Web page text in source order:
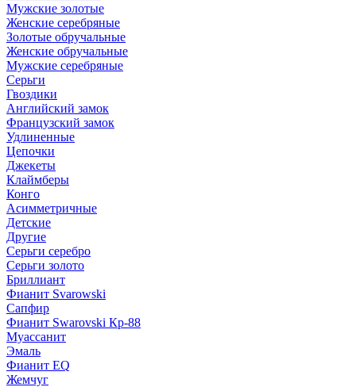
Мужские золотые
Женские серебряные
Золотые обручальные
Женские обручальные
Мужские серебряные
Серьги
Гвоздики
Английский замок
Французский замок
Удлиненные
Цепочки
Джекеты
Клаймберы
Конго
Асимметричные
Детские
Другие
Серьги серебро
Серьги золото
Бриллиант
Фианит Svarowski
Сапфир
Фианит Swarovski Кр-88
Муассанит
Эмаль
Фианит EQ
Жемчуг